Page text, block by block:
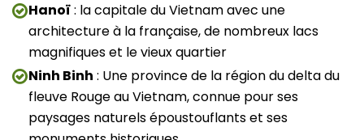
Hanoï: la capitale du Vietnam avec une
architecture à la française, de nombreux lacs
magnifiques et le vieux quartier
Ninh Binh : Une province de la région du delta du
fleuve Rouge au Vietnam, connue pour ses
paysages naturels époustouflants et ses